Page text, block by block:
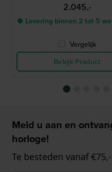
2.045,-
● Levering binnen 2 tot 5
Vergelijk
Bekijk Product
Meld u aan en
horloge!
Te besteden vanaf